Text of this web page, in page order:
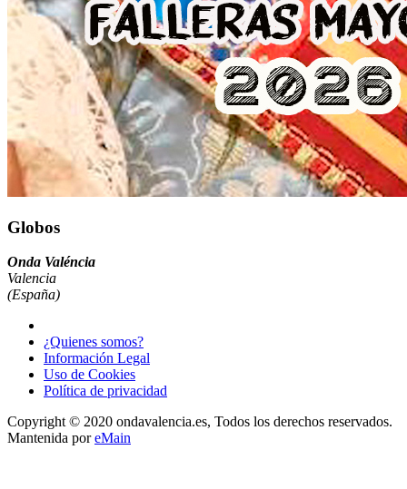
Globos
Onda Valéncia
Valencia
(España)
¿Quienes somos?
Información Legal
Uso de Cookies
Política de privacidad
Copyright © 2020 ondavalencia.es, Todos los derechos reservados.
Mantenida poreMain